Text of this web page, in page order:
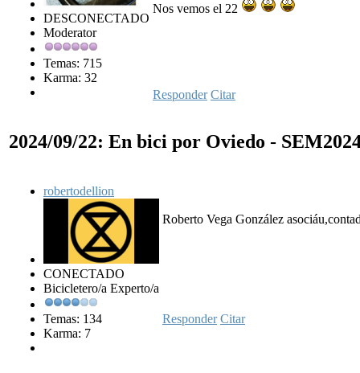
DESCONECTADO
Moderator
Temas: 715
Karma: 32
Nos vemos el 22
Responder Citar
2024/09/22: En bici por Oviedo -
robertodellion
CONECTADO
Bicicletero/a Experto/a
Temas: 134
Karma: 7
Roberto Vega González
Responder Citar